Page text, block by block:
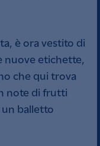
è ora vestito di
nuove etichette,
che qui trova
note di frutti
balletto